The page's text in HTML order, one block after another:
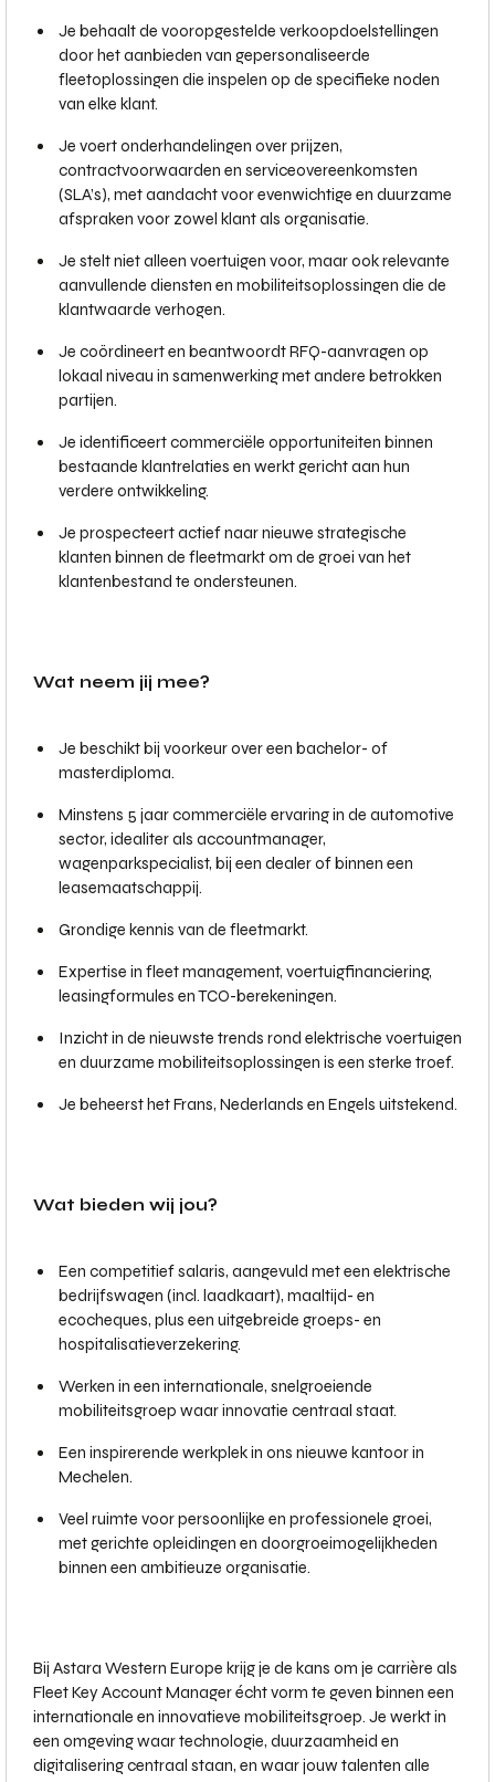
Je behaalt de vooropgestelde verkoopdoelstellingen
door het aanbieden van gepersonaliseerde
fleetoplossingen die inspelen op de specifieke noden
van elke klant.
Je voert onderhandelingen over prijzen,
contractvoorwaarden en serviceovereenkomsten
(SLA’s), met aandacht voor evenwichtige en duurzame
afspraken voor zowel klant als organisatie.
Je stelt niet alleen voertuigen voor, maar ook relevante
aanvullende diensten en mobiliteitsoplossingen die de
klantwaarde verhogen.
Je coördineert en beantwoordt RFQ-aanvragen op
lokaal niveau in samenwerking met andere betrokken
partijen.
Je identificeert commerciële opportuniteiten binnen
bestaande klantrelaties en werkt gericht aan hun
verdere ontwikkeling.
Je prospecteert actief naar nieuwe strategische
klanten binnen de fleetmarkt om de groei van het
klantenbestand te ondersteunen.
Wat neem jij mee?
Je beschikt bij voorkeur over een bachelor- of
masterdiploma.
Minstens 5 jaar commerciële ervaring in de automotive
sector, idealiter als accountmanager,
wagenparkspecialist, bij een dealer of binnen een
leasemaatschappij.
Grondige kennis van de fleetmarkt.
Expertise in fleet management, voertuigfinanciering,
leasingformules en TCO-berekeningen.
Inzicht in de nieuwste trends rond elektrische voertuigen
en duurzame mobiliteitsoplossingen is een sterke troef.
Je beheerst het Frans, Nederlands en Engels uitstekend.
Wat bieden wij jou?
Een competitief salaris, aangevuld met een elektrische
bedrijfswagen (incl. laadkaart), maaltijd- en
ecocheques, plus een uitgebreide groeps- en
hospitalisatieverzekering.
Werken in een internationale, snelgroeiende
mobiliteitsgroep waar innovatie centraal staat.
Een inspirerende werkplek in ons nieuwe kantoor in
Mechelen.
Veel ruimte voor persoonlijke en professionele groei,
met gerichte opleidingen en doorgroeimogelijkheden
binnen een ambitieuze organisatie.
Bij Astara Western Europe krijg je de kans om je carrière als
Fleet Key Account Manager écht vorm te geven binnen een
internationale en innovatieve mobiliteitsgroep. Je werkt in
een omgeving waar technologie, duurzaamheid en
digitalisering centraal staan, en waar jouw talenten alle